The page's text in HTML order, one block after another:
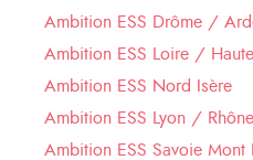
Ambition ESS Drôme /
Ambition ESS Loire /
Ambition ESS Nord Isère
Ambition ESS Lyon / Rhône
Ambition ESS Savoie Mont